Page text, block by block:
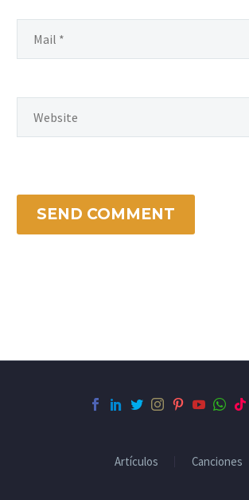
SEND COMMENT
Artículos Canciones